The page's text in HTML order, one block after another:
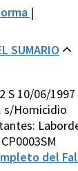
|
SUMARIO
S 10/06/
s/Homicidio
del